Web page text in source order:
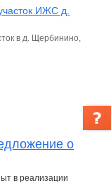
ИЖС д.
в д. Щербинино,
о
в реализации